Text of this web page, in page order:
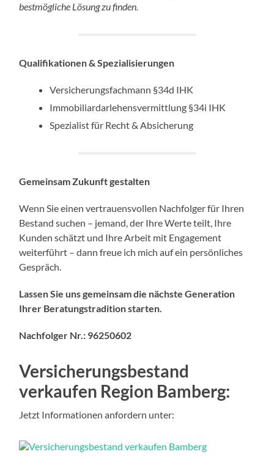
bestmögliche Lösung zu finden.
Qualifikationen & Spezialisierungen
Versicherungsfachmann §34d IHK
Immobiliardarlehensvermittlung §34i IHK
Spezialist für Recht & Absicherung
Gemeinsam Zukunft gestalten
Wenn Sie einen vertrauensvollen Nachfolger für Ihren
Bestand suchen – jemand, der Ihre Werte teilt, Ihre
Kunden schätzt und Ihre Arbeit mit Engagement
weiterführt – dann freue ich mich auf ein persönliches
Gespräch.
Lassen Sie uns gemeinsam die nächste Generation
Ihrer Beratungstradition starten.
Nachfolger Nr.: 96250602
Versicherungsbestand
verkaufen Region Bamberg:
Jetzt Informationen anfordern unter: